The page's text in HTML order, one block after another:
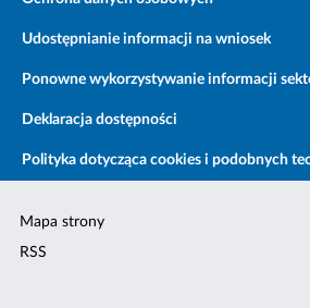
Udostępnianie informacji na wniosek
Ponowne wykorzystywanie informacji
Deklaracja dostępności
Polityka dotycząca cookies i podobnych
Mapa strony
RSS